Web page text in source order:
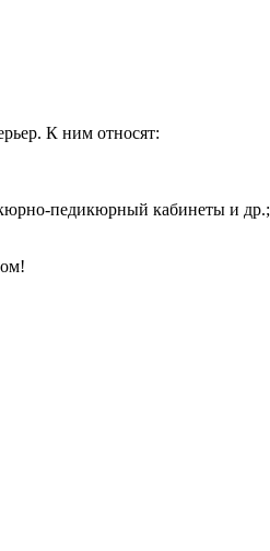
К ним относят:
педикюрный кабинеты и др.;